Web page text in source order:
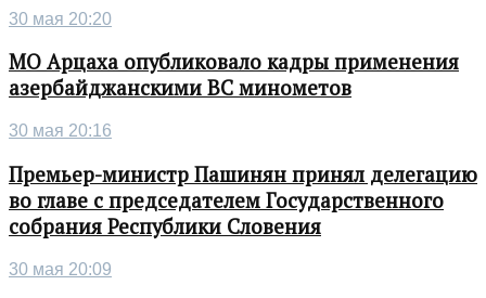
30 мая 20:20
МО Арцаха опубликовало кадры применения
азербайджанскими ВС минометов
30 мая 20:16
Премьер-министр Пашинян принял делегацию
во главе с председателем Государственного
собрания Республики Словения
30 мая 20:09